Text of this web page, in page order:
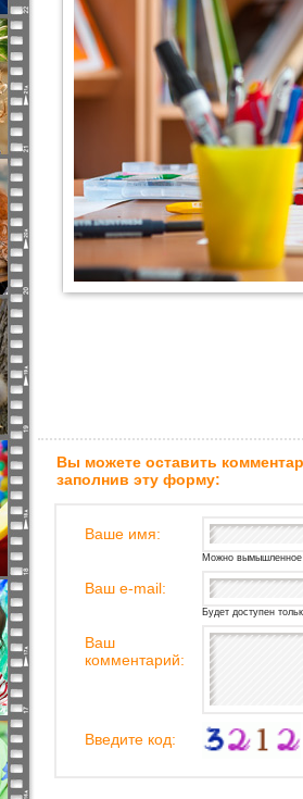
Вы можете оставить
заполнив эту форму:
Ваше имя:
Можно вымышленное
Ваш e-mail:
Будет доступен
Ваш
комментарий:
Введите код: